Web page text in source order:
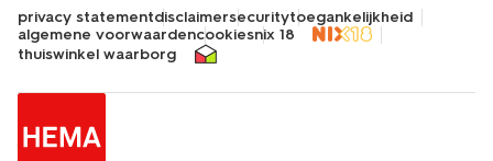
privacy statementdisclaimersecuritytoegankelijkheid
algemene voorwaardencookiesnix 18
thuiswinkel waarborg